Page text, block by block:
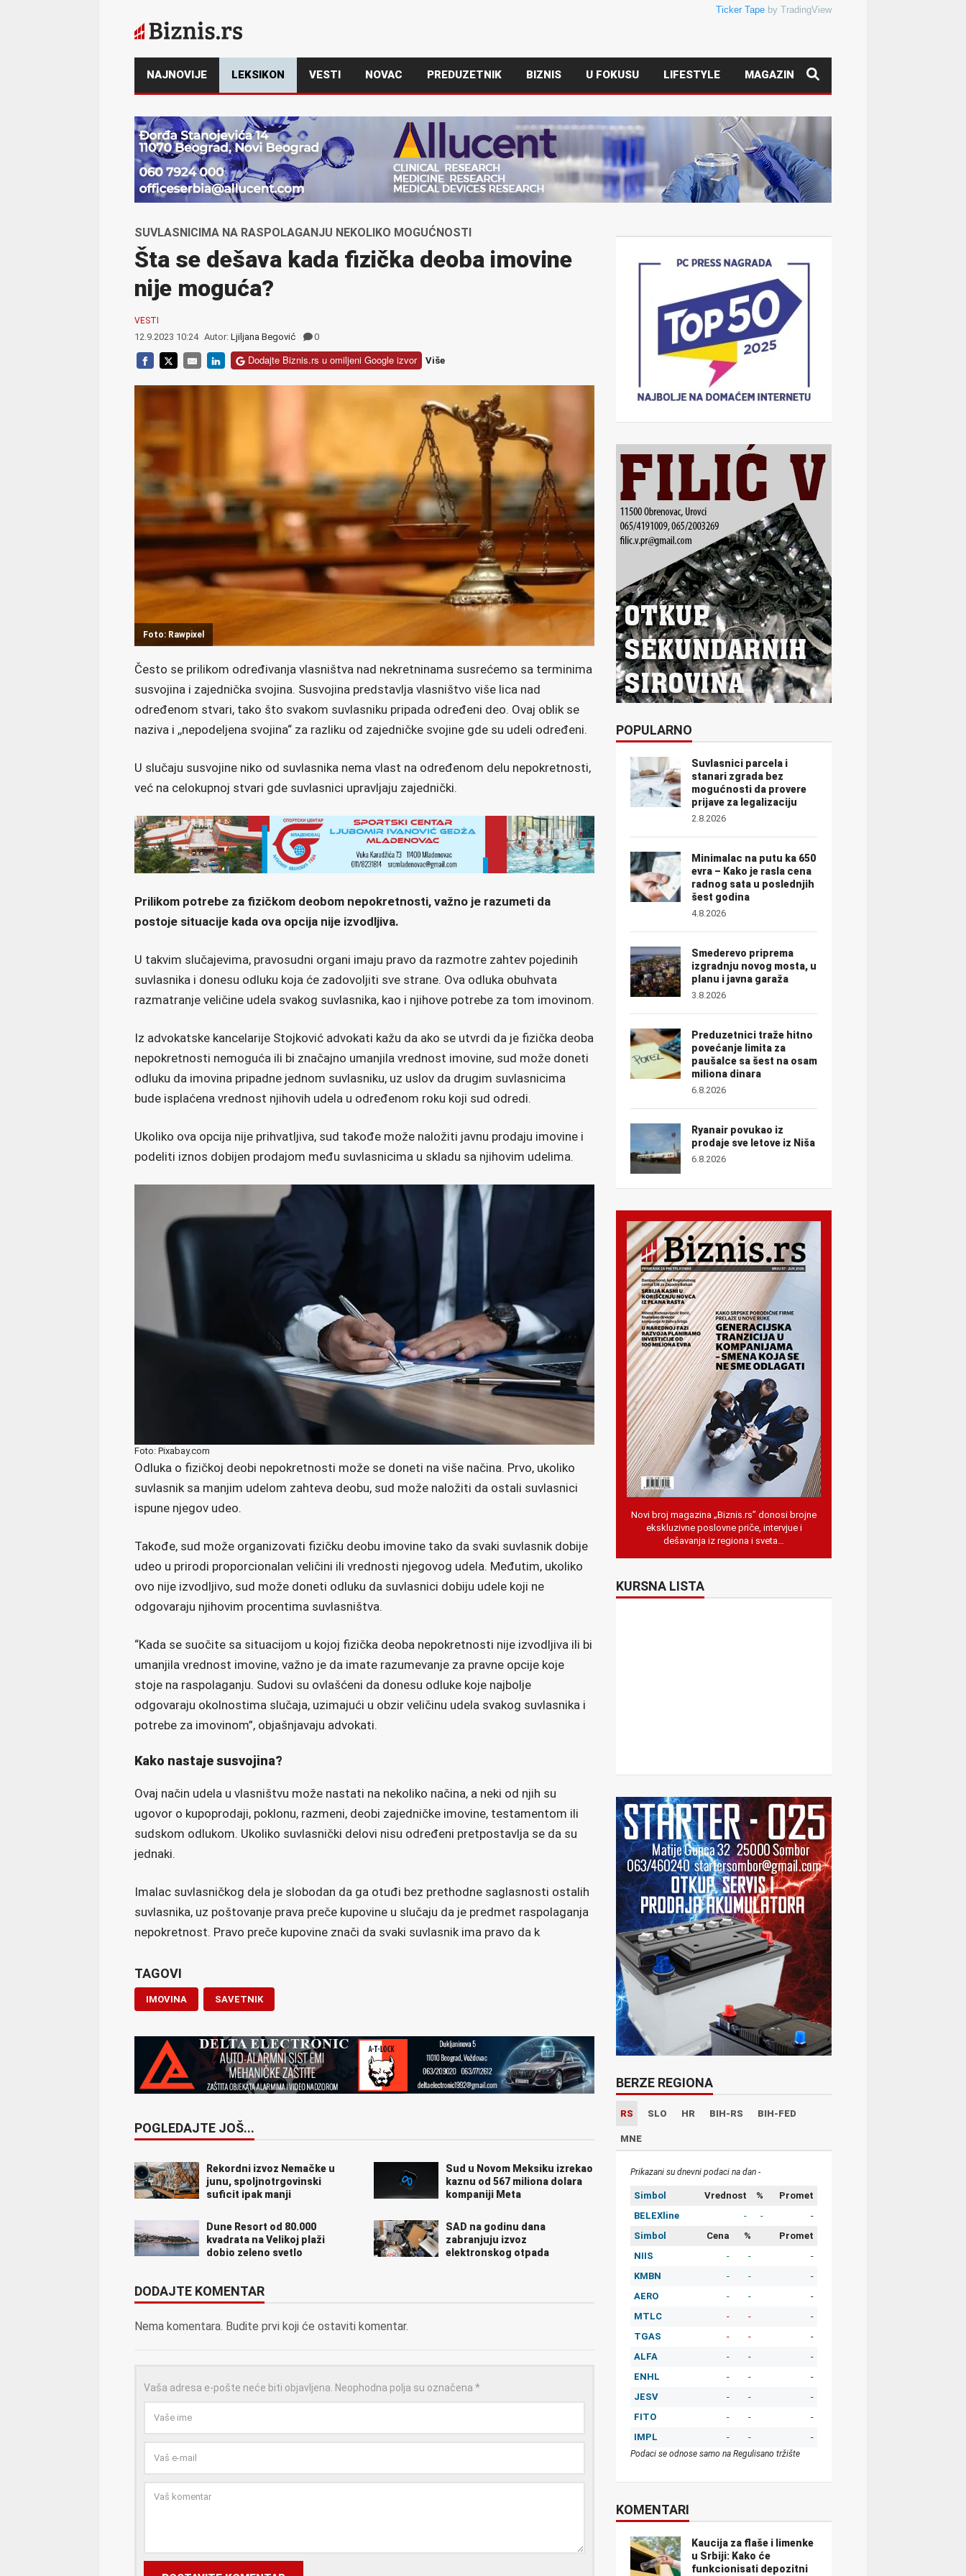
Ticker Tape by TradingView
NAJNOVIJE LEKSIKON VESTI NOVAC PREDUZETNIK BIZNIS U FOKUSU LIFESTYLE MAGAZIN
SUVLASNICIMA NA RASPOLAGANJU NEKOLIKO MOGUĆNOSTI
Šta se dešava kada fizička deoba imovine
nije moguća?
VESTI
12.9.2023 10:24 Autor: Ljiljana Begović 0
Dodajte Biznis.rs u omiljeni Google izvor Više
Foto: Rawpixel
Često se prilikom određivanja vlasništva nad nekretninama susrećemo sa terminima
susvojina i zajednička svojina. Susvojina predstavlja vlasništvo više lica nad
određenom stvari, tako što svakom suvlasniku pripada određeni deo. Ovaj oblik se
naziva i ,,nepodeljena svojina“ za razliku od zajedničke svojine gde su udeli određeni.
U slučaju susvojine niko od suvlasnika nema vlast na određenom delu nepokretnosti,
već na celokupnoj stvari gde suvlasnici upravljaju zajednički.
Prilikom potrebe za fizičkom deobom nepokretnosti, važno je razumeti da
postoje situacije kada ova opcija nije izvodljiva.
U takvim slučajevima, pravosudni organi imaju pravo da razmotre zahtev pojedinih
suvlasnika i donesu odluku koja će zadovoljiti sve strane. Ova odluka obuhvata
razmatranje veličine udela svakog suvlasnika, kao i njihove potrebe za tom imovinom.
Iz advokatske kancelarije Stojković advokati kažu da ako se utvrdi da je fizička deoba
nepokretnosti nemoguća ili bi značajno umanjila vrednost imovine, sud može doneti
odluku da imovina pripadne jednom suvlasniku, uz uslov da drugim suvlasnicima
bude isplaćena vrednost njihovih udela u određenom roku koji sud odredi.
Ukoliko ova opcija nije prihvatljiva, sud takođe može naložiti javnu prodaju imovine i
podeliti iznos dobijen prodajom među suvlasnicima u skladu sa njihovim udelima.
Foto: Pixabay.com
Odluka o fizičkoj deobi nepokretnosti može se doneti na više načina. Prvo, ukoliko
suvlasnik sa manjim udelom zahteva deobu, sud može naložiti da ostali suvlasnici
ispune njegov udeo.
Takođe, sud može organizovati fizičku deobu imovine tako da svaki suvlasnik dobije
udeo u prirodi proporcionalan veličini ili vrednosti njegovog udelа. Međutim, ukoliko
ovo nije izvodljivo, sud može doneti odluku da suvlasnici dobiju udele koji ne
odgovaraju njihovim procentima suvlasništva.
“Kada se suočite sa situacijom u kojoj fizička deoba nepokretnosti nije izvodljiva ili bi
umanjila vrednost imovine, važno je da imate razumevanje za pravne opcije koje
stoje na raspolaganju. Sudovi su ovlašćeni da donesu odluke koje najbolje
odgovaraju okolnostima slučaja, uzimajući u obzir veličinu udela svakog suvlasnika i
potrebe za imovinom”, objašnjavaju advokati.
Kako nastaje susvojina?
Ovaj način udela u vlasništvu može nastati na nekoliko načina, a neki od njih su
ugovor o kupoprodaji, poklonu, razmeni, deobi zajedničke imovine, testamentom ili
sudskom odlukom. Ukoliko suvlasnički delovi nisu određeni pretpostavlja se da su
jednaki.
Imalac suvlasničkog dela je slobodan da ga otuđi bez prethodne saglasnosti ostalih
suvlasnika, uz poštovanje prava preče kupovine u slučaju da je predmet raspolaganja
nepokretnost. Pravo preče kupovine znači da svaki suvlasnik ima pravo da k
TAGOVI
IMOVINA SAVETNIK
POGLEDAJTE JOŠ...
Rekordni izvoz Nemačke u
junu, spoljnotrgovinski
suficit ipak manji
Sud u Novom Meksiku izrekao
kaznu od 567 miliona dolara
kompaniji Meta
Dune Resort od 80.000
kvadrata na Velikoj plaži
dobio zeleno svetlo
SAD na godinu dana
zabranjuju izvoz
elektronskog otpada
DODAJTE KOMENTAR
Nema komentara. Budite prvi koji će ostaviti komentar.
Vaša adresa e-pošte neće biti objavljena. Neophodna polja su označena *
POPULARNO
Suvlasnici parcela i
stanari zgrada bez
mogućnosti da provere
prijave za legalizaciju
2.8.2026
Minimalac na putu ka 650
evra – Kako je rasla cena
radnog sata u poslednjih
šest godina
4.8.2026
Smederevo priprema
izgradnju novog mosta, u
planu i javna garaža
3.8.2026
Preduzetnici traže hitno
povećanje limita za
paušalce sa šest na osam
miliona dinara
6.8.2026
Ryanair povukao iz
prodaje sve letove iz Niša
6.8.2026
Novi broj magazina „Biznis.rs” donosi brojne
ekskluzivne poslovne priče, intervjue i
dešavanja iz regiona i sveta…
KURSNA LISTA
BERZE REGIONA
RS SLO HR BIH-RS BIH-FED
MNE
Prikazani su dnevni podaci na dan -
Simbol Vrednost %
Promet
BELEXline
- -
-
Simbol
Cena %
Promet
NIIS
- -
-
KMBN
- -
-
AERO
- -
-
MTLC
- -
-
TGAS
- -
-
ALFA
- -
-
ENHL
- -
-
JESV
- -
-
FITO
- -
-
IMPL
- - -
Podaci se odnose samo na Regulisano tržište
KOMENTARI
Kaucija za flaše i limenke
u Srbiji: Kako će
funkcionisati depozitni